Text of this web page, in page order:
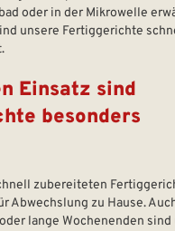
oder in der Mikrowelle
unsere Fertiggerichte
Einsatz sind
besonders
zubereiteten
Abwechslung zu Hause.
lange Wochenenden sind